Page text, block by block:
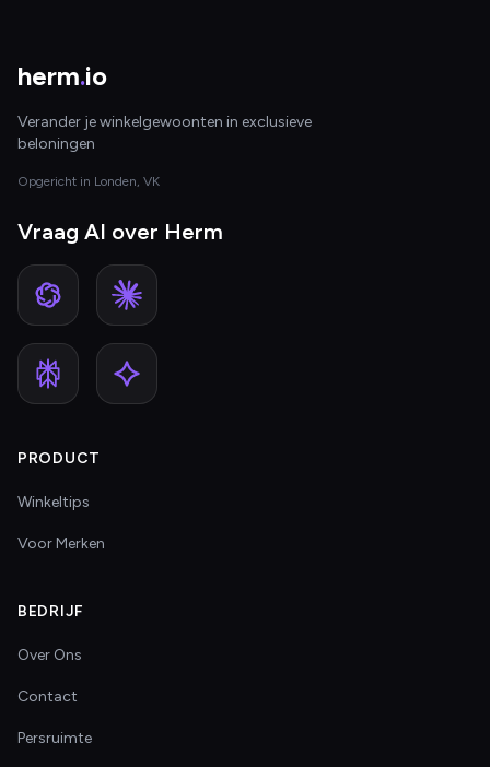
herm.io
Verander je winkelgewoonten in exclusieve
beloningen
Opgericht in Londen, VK
Vraag AI over Herm
PRODUCT
Winkeltips
Voor Merken
BEDRIJF
Over Ons
Contact
Persruimte